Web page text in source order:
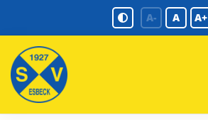
A- A A+